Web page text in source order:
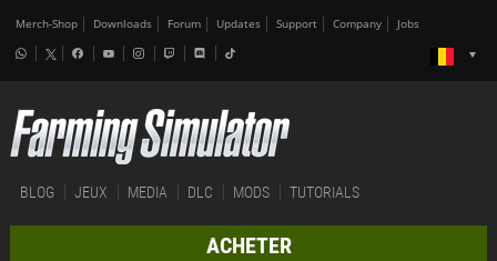
Merch-Shop Downloads Forum Updates Support Company Jobs
BLOG JEUX MEDIA DLC MODS TUTORIALS
ACHETER